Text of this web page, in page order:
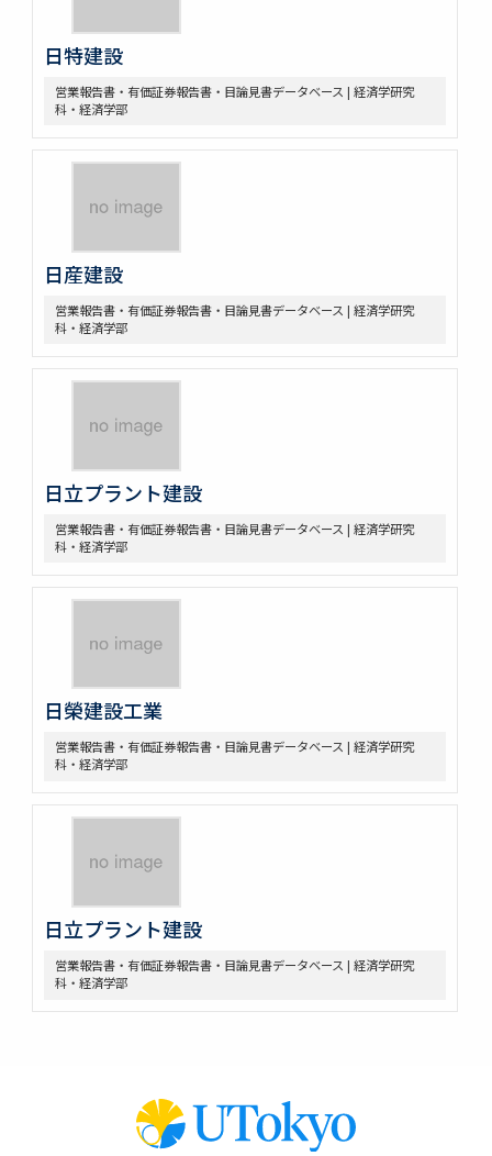
日特建設
営業報告書・有価証券報告書・目論見書データベース | 経済学研究
科・経済学部
日産建設
営業報告書・有価証券報告書・目論見書データベース | 経済学研究
科・経済学部
日立プラント建設
営業報告書・有価証券報告書・目論見書データベース | 経済学研究
科・経済学部
日榮建設工業
営業報告書・有価証券報告書・目論見書データベース | 経済学研究
科・経済学部
日立プラント建設
営業報告書・有価証券報告書・目論見書データベース | 経済学研究
科・経済学部